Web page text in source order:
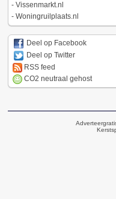
- Vissenmarkt.nl
- Woningruilplaats.nl
Deel op Facebook
Deel op Twitter
RSS feed
CO2 neutraal gehost